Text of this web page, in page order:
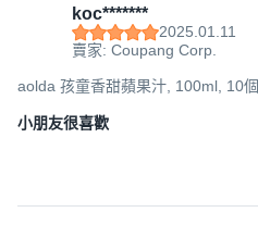
koc*******
2025.01.11
賣家: Coupang Corp.
aolda 孩童香甜蘋果汁, 100ml, 10個
小朋友很喜歡